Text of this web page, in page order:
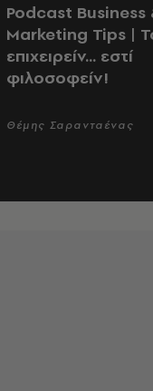
Podcast Business
Marketing Tips |
επιχειρείν... εστί
φιλοσοφείν!
Θέμης Σαρανταένας